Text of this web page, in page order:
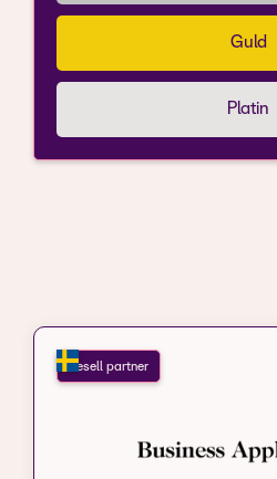
Guld
Platin
Resell partner